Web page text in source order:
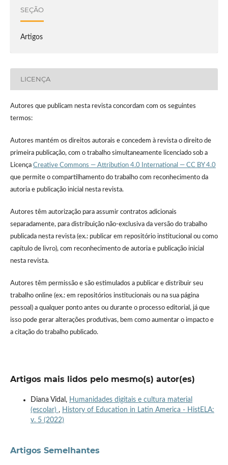
SEÇÃO
Artigos
LICENÇA
Autores que publicam nesta revista concordam com os seguintes
termos:
Autores mantém os direitos autorais e concedem à revista o direito de
primeira publicação, com o trabalho simultaneamente licenciado sob a
Licença Creative Commons — Attribution 4.0 International — CC BY 4.0
que permite o compartilhamento do trabalho com reconhecimento da
autoria e publicação inicial nesta revista.
Autores têm autorização para assumir contratos adicionais
separadamente, para distribuição não-exclusiva da versão do trabalho
publicada nesta revista (ex.: publicar em repositório institucional ou como
capítulo de livro), com reconhecimento de autoria e publicação inicial
nesta revista.
Autores têm permissão e são estimulados a publicar e distribuir seu
trabalho online (ex.: em repositórios institucionais ou na sua página
pessoal) a qualquer ponto antes ou durante o processo editorial, já que
isso pode gerar alterações produtivas, bem como aumentar o impacto e
a citação do trabalho publicado.
Artigos mais lidos pelo mesmo(s) autor(es)
Diana Vidal, Humanidades digitais e cultura material
(escolar) , History of Education in Latin America - HistELA:
v. 5 (2022)
Artigos Semelhantes